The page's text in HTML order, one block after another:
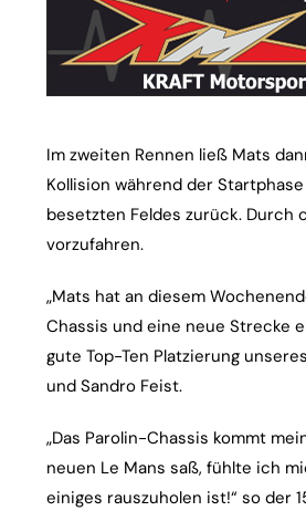
Im zweiten Rennen ließ Mats
Kollision während der
besetzten Feldes zurück. Durch
vorzufahren.
„Mats hat an diesem
Chassis und eine neue Strecke
gute Top-Ten Platzierung
und Sandro Feist.
„Das Parolin-Chassis kommt
neuen Le Mans saß, fühlte ich
einiges rauszuholen ist!“ so der